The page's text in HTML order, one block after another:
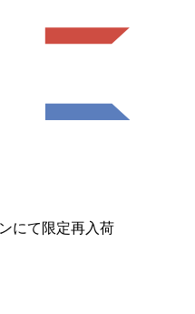
にて限定再入荷